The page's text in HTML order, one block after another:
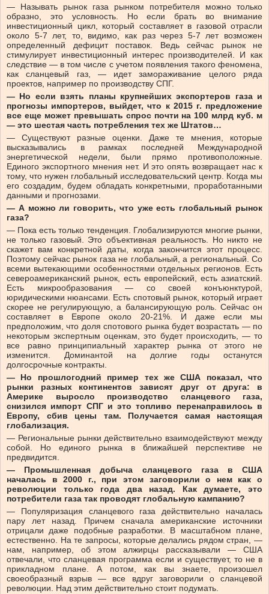
— Называть рынок газа рынком потребителя можно только
образно, это условность. Но если брать во внимание
инвестиционный цикл, который составляет в газовой отрасли
около 5-7 лет, то, видимо, как раз через 5-7 лет возможен
определенный дефицит поставок. Ведь сейчас рынок не
стимулирует инвестиционный интерес производителей. И как
следствие — в том числе с учетом появления такого феномена,
как сланцевый газ, — идет замораживание целого ряда
проектов, например по производству СПГ.
— Но если взять планы крупнейших экспортеров газа и
прогнозы импортеров, выйдет, что к 2015 г. предложение
все еще может превышать спрос почти на 100 млрд куб. м
— это шестая часть потребления тех же Штатов…
— Существуют разные оценки. Даже те мнения, которые
высказывались в рамках последней Международной
энергетической недели, были прямо противоположные.
Единого экспортного мнения нет. И это опять возвращает нас к
тому, что нужен глобальный исследовательский центр. Когда мы
его создадим, будем обладать конкретными, проработанными
данными и прогнозами.
— А можно ли говорить, что уже есть глобальный рынок
газа?
— Пока есть только тенденция. Глобализируются многие рынки,
не только газовый. Это объективная реальность. Но никто не
скажет вам конкретной даты, когда закончится этот процесс.
Поэтому сейчас рынок газа не глобальный, а региональный. Со
всеми вытекающими особенностями отдельных регионов. Есть
североамериканский рынок, есть европейский, есть азиатский.
Есть микрообразования — со своей конъюнктурой,
юридическими нюансами. Есть спотовый рынок, который играет
скорее не регулирующую, а балансирующую роль. Сейчас он
составляет в Европе около 20-21%. И даже если мы
предположим, что доля спотового рынка будет возрастать — по
некоторым экспертным оценкам, это будет происходить, — то
все равно принципиальный характер рынка от этого не
изменится. Доминантой на долгие годы останутся
долгосрочные контракты.
— Но прошлогодний пример тех же США показал, что
рынки разных континентов зависят друг от друга: в
Америке выросло производство сланцевого газа,
снизился импорт СПГ и это топливо перенаправилось в
Европу, сбив цены там. Получается самая настоящая
глобализация.
— Региональные рынки действительно взаимодействуют между
собой. Но единого рынка в ближайшей перспективе не
предвидится.
— Промышленная добыча сланцевого газа в США
началась в 2000 г., при этом заговорили о нем как о
революции только года два назад. Как думаете, это
потребители газа так проводят глобальную кампанию?
— Популяризация сланцевого газа действительно началась
пару лет назад. Причем сначала американские источники
отрицали даже подобные разработки. В масштабном плане,
естественно. На те запросы, которые делались рядом стран, —
нам, например, об этом алжирцы рассказывали — США
отвечали, что сланцевая программа если и существует, то не в
прикладном плане. А потом, как вы знаете, произошел
своеобразный взрыв — все вдруг заговорили о сланцевой
революции. Над этим действительно стоит подумать.